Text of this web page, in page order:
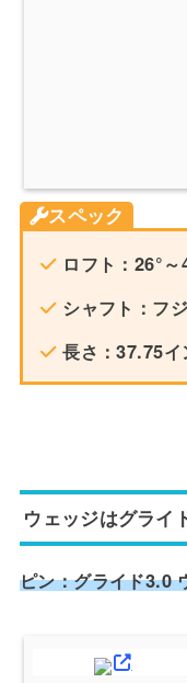
スペック
ロフト：26°～
シャフト：フ
長さ：37.75イ
ウェッジはグライ
ピン：グライド3.0